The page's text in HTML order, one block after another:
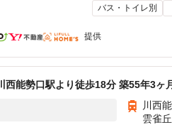
バス・トイレ別
提供
川西能勢口駅より徒歩18分 築55年3ヶ
川西
雲雀